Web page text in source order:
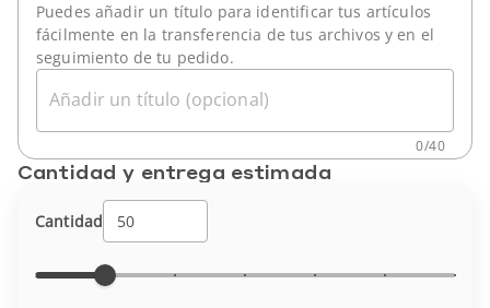
Puedes añadir un título para identificar tus artículos
fácilmente en la transferencia de tus archivos y en el
seguimiento de tu pedido.
Añadir un título (opcional)
0/40
Cantidad y entrega estimada
Cantidad